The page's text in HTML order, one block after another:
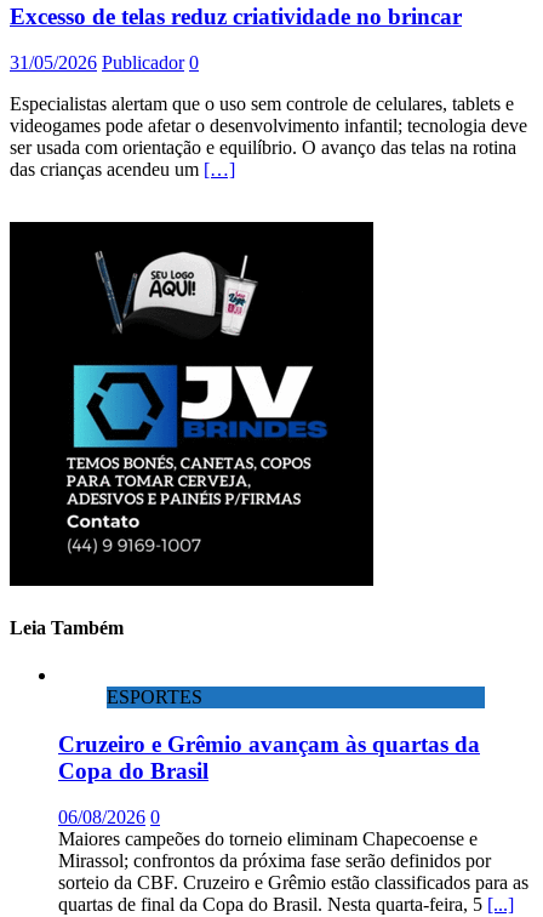
Excesso de telas reduz criatividade no brincar
31/05/2026 Publicador 0
Especialistas alertam que o uso sem controle de celulares, tablets e
videogames pode afetar o desenvolvimento infantil; tecnologia deve
ser usada com orientação e equilíbrio. O avanço das telas na rotina
das crianças acendeu um […]
Leia Também
ESPORTES
Cruzeiro e Grêmio avançam às quartas da
Copa do Brasil
06/08/2026 0
Maiores campeões do torneio eliminam Chapecoense e
Mirassol; confrontos da próxima fase serão definidos por
sorteio da CBF. Cruzeiro e Grêmio estão classificados para as
quartas de final da Copa do Brasil. Nesta quarta-feira, 5 [...]